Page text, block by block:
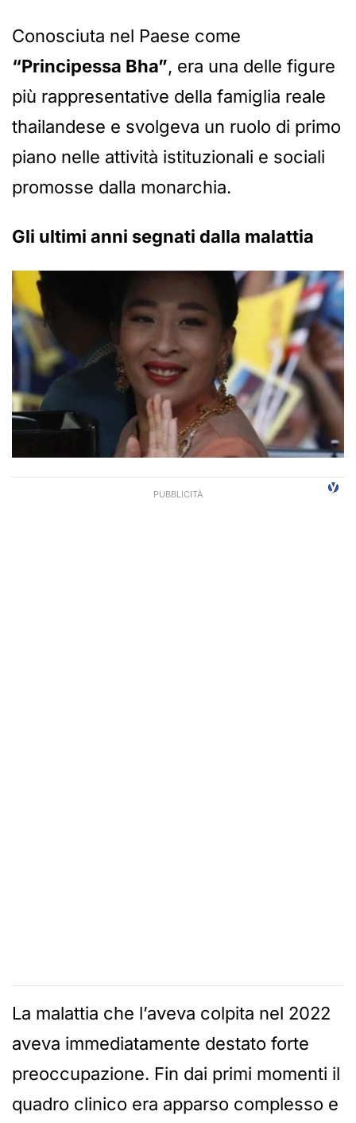
Conosciuta nel Paese come
“Principessa Bha”, era una delle figure
più rappresentative della famiglia reale
thailandese e svolgeva un ruolo di primo
piano nelle attività istituzionali e sociali
promosse dalla monarchia.
Gli ultimi anni segnati dalla malattia
La malattia che l’aveva colpita nel 2022
aveva immediatamente destato forte
preoccupazione. Fin dai primi momenti il
quadro clinico era apparso complesso e